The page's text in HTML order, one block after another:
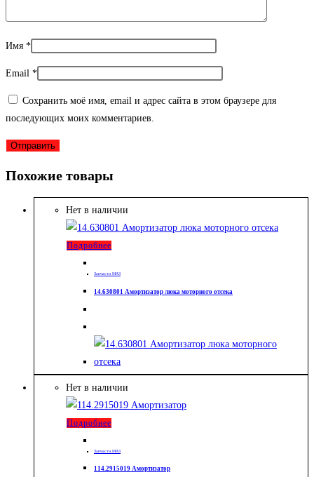
Имя *
Email *
Сохранить моё имя, email и адрес сайта в этом браузере для
последующих моих комментариев.
Похожие товары
Нет в наличии
Подробнее
Запчасти МАЗ
14.630801 Амортизатор люка моторного отсека
Нет в наличии
Подробнее
Запчасти МАЗ
114.2915019 Амортизатор